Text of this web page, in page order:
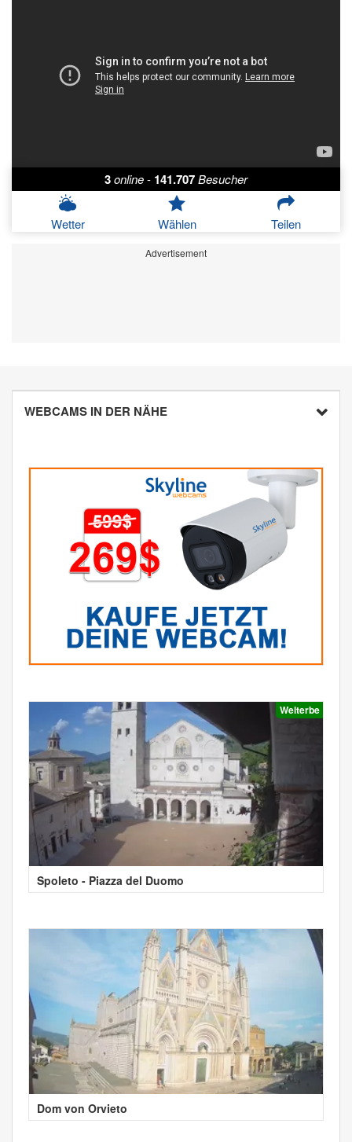
3online- 141.707Besucher
Wetter Wählen Teilen
Advertisement
WEBCAMS IN DER NÄHE
Welterbe
Spoleto - Piazza del Duomo
Dom von Orvieto